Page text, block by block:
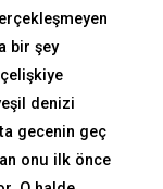
bir şey
denizi
gecenin geç
onu ilk önce